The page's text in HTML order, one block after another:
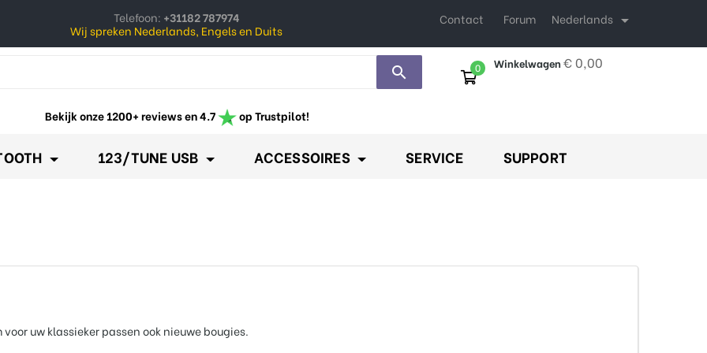
Telefoon: +31182 787974
Wij spreken Nederlands, Engels en Duits
Nederlands 
Contact Forum
search Winkelwagen € 0,00
0
Bekijk onze 1200+ reviews en 4.7 op Trustpilot!
123/TUNE USB ACCESSOIRES SERVICE SUPPORT
uw klassieker passen ook nieuwe bougies.